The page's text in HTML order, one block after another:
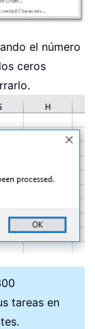
el número
ceros
tareas en